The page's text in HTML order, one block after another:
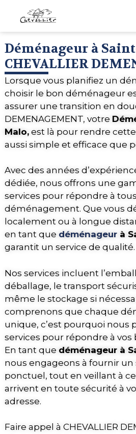
Déménageur à
CHEVALLIER
Lorsque vous planifiez un
choisir le bon déménageur
assurer une transition en
DEMENAGEMENT, votre
Malo,est là pour rendre
aussi simple et efficace que
Avec des années
dédiée, nous offrons une
services pour répondre à
déménagement. Que vous
localement ou à longue
en tant que déménageurà
garantit un service de qualité.
Nos services incluent
déballage, le transport
même le stockage si
comprenons que chaque
unique, c’est pourquoi nous
services pour répondre à vos
En tant que déménageur à
nous engageons à fournir un
ponctuel, tout en veillant à
arrivent en toute sécurité à
adresse.
Faire appel à CHEVALLIER